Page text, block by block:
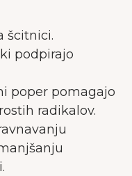
šcitnici.
podpirajo
poper pomagajo
radikalov.